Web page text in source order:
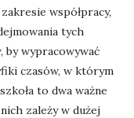
współpracy,
tych
wypracowywać
czasów, w którym
to dwa ważne
zależy w dużej